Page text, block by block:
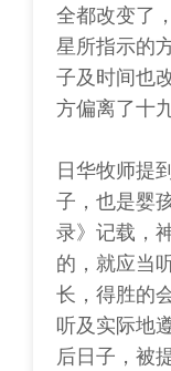
全都改变了
星所指示的
子及时间也
方偏离了十
日华牧师提
子，也是婴
录》记载，
的，就应当
长，得胜的
听及实际地
后日子，被